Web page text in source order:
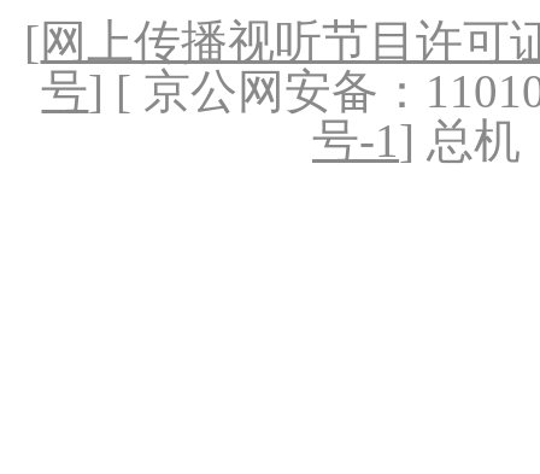
[网上传播视听节目许可
号] [ 京公网安备：
号-1] 总机